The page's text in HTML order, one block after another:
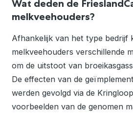
Wat deden de
melkveehouders?
Afhankelijk van het type bedrijf
melkveehouders verschillende
om de uitstoot van
De effecten van de
werden gevolgd via de
voorbeelden van de genomen